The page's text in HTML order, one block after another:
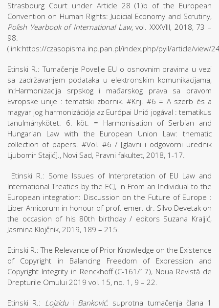
Strasbourg Court under Article 28 (1)b of the European
Convention on Human Rights: Judicial Economy and Scrutiny,
Polish Yearbook of International Law, vol. XXXVIII, 2018, 73 –
98.
(link:https://czasopisma.inp.pan.pl/index.php/pyil/article/view/
Etinski R.: Tumačenje Povelje EU o osnovnim pravima u vezi
sa zadržavanjem podataka u elektronskim komunikacijama,
In:Harmonizacija srpskog i mađarskog prava sa pravom
Evropske unije : tematski zbornik. #Knj. #6 = A szerb és a
magyar jog harmonizációja az Európai Unió jogával : tematikus
tanulmánykötet. 6. köt. = Harmonisation of Serbian and
Hungarian Law with the European Union Law: thematic
collection of papers. #Vol. #6 / [glavni i odgovorni urednik
Ljubomir Stajić]., Novi Sad, Pravni fakultet, 2018, 1-17.
Etinski R.: Some Issues of Interpretation of EU Law and
International Treaties by the ECJ, in From an Individual to the
European integration: Discussion on the Future of Europe :
Liber Amicorum in honour of prof. emer. dr. Silvo Devetak on
the occasion of his 80th birthday / editors Suzana Kraljić,
Jasmina Klojčnik, 2019, 189 – 215.
Etinski R.: The Relevance of Prior Knowledge on the Existence
of Copyright in Balancing Freedom of Expression and
Copyright Integrity in Renckhoff (C-161/17), Noua Revistă de
Drepturile Omului 2019 vol. 15, no. 1, 9 – 22.
Etinski R.: Lojzidui Banković: suprotna tumačenja člana 1